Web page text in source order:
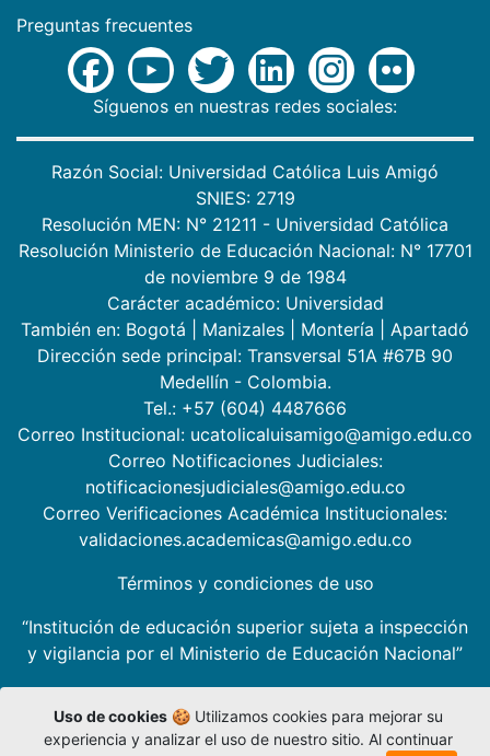
Preguntas frecuentes
Síguenos en nuestras redes sociales:
Razón Social: Universidad Católica Luis Amigó
SNIES: 2719
Resolución MEN: N° 21211 - Universidad Católica
Resolución Ministerio de Educación Nacional: N° 17701
de noviembre 9 de 1984
Carácter académico: Universidad
También en: Bogotá Manizales Montería
Apartadó
Dirección sede principal: Transversal 51A #67B 90
Medellín - Colombia.
Tel.: +57 (604) 4487666
Correo Institucional: ucatolicaluisamigo@amigo.edu.co
Correo Notificaciones Judiciales:
notificacionesjudiciales@amigo.edu.co
Correo Verificaciones Académica Institucionales:
validaciones.academicas@amigo.edu.co
Términos y condiciones de uso
“Institución de educación superior sujeta a inspección
y vigilancia por el Ministerio de Educación Nacional”
Uso de cookies🍪 Utilizamos cookies para mejorar su
experiencia y analizar el uso de nuestro sitio. Al continuar